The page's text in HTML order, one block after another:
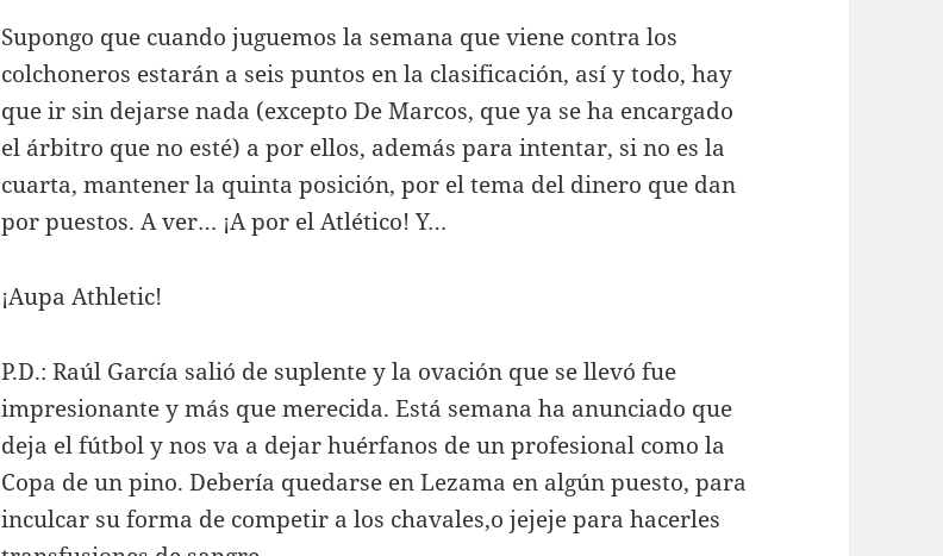
Supongo que cuando juguemos la semana que viene contra los
colchoneros estarán a seis puntos en la clasificación, así y todo, hay
que ir sin dejarse nada (excepto De Marcos, que ya se ha encargado
el árbitro que no esté) a por ellos, además para intentar, si no es la
cuarta, mantener la quinta posición, por el tema del dinero que dan
por puestos. A ver… ¡A por el Atlético! Y…
¡Aupa Athletic!
P.D.: Raúl García salió de suplente y la ovación que se llevó fue
impresionante y más que merecida. Está semana ha anunciado que
deja el fútbol y nos va a dejar huérfanos de un profesional como la
Copa de un pino. Debería quedarse en Lezama en algún puesto, para
inculcar su forma de competir a los chavales,o jejeje para hacerles